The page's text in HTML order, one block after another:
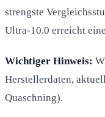
strengste
Ultra-10.0 erreicht
Wichtiger Hinweis:
Herstellerdaten,
Quaschning).